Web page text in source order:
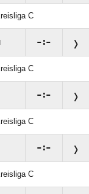
C
:
C
:
C
:
C